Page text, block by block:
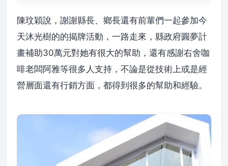
陳玟穎說，謝謝縣長、鄉長還有前輩們一起參加今
天沐光樹的的揭牌活動，一路走來，縣政府圓夢計
畫補助30萬元對她有很大的幫助，還有感謝右舍咖
啡老闆阿雅等很多人支持，不論是從技術上或是經
營層面還有行銷方面，都得到很多的幫助和經驗。